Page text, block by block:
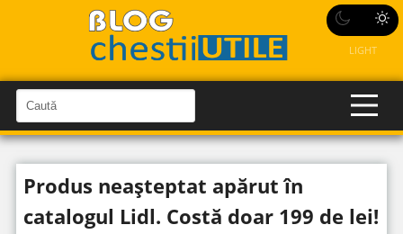
LIGHT
a
u
t
C
a
u
î
n
i
t
Produs neașteptat apărut în
catalogul Lidl. Costă doar 199 de lei!